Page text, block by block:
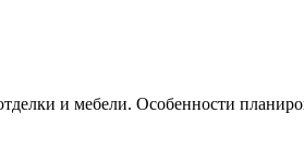
и мебели. Особенности